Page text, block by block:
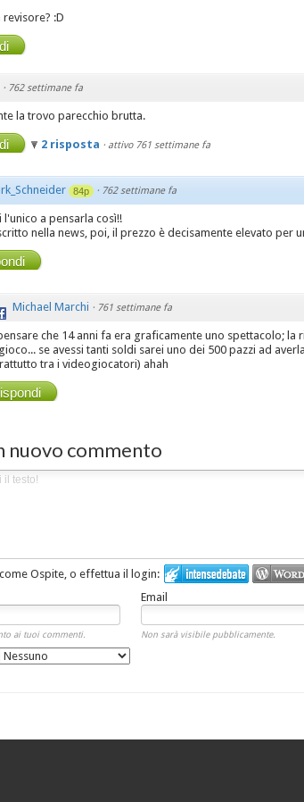
revisore? :D
· 762 settimane fa
la trovo parecchio brutta.
2 risposta · attivo 761 settimane fa
84p · 762 settimane fa
l'unico a pensarla così!!
nella news, poi, il prezzo è decisamente elevato per
Michael Marchi · 761 settimane fa
che 14 anni fa era graficamente uno spettacolo;
se avessi tanti soldi sarei uno dei 500 pazzi ad
tra i videogiocatori) ahah
nuovo commento
Ospite, o effettua il login:
Email
ai tuoi commenti. Non sarà visibile pubblicamente.